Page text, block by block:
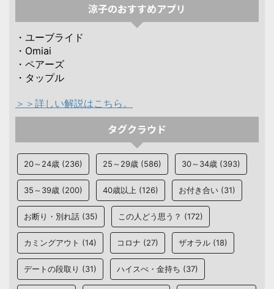
涼子のおすすめアプリ
・ユーブライド
・Omiai
・ペアーズ
・タップル
＞＞詳しい解説はこちら。
タグクラウド
20～24歳 (236) 25～29歳 (586) 30～34歳 (393)
35～39歳 (200) 40歳以上 (126) お付き合い (31)
お断り・別れ話 (35) この人どう思う？ (172)
カミングアウト (14) コロナ (27) ザオラル (18)
デートの段取り (31) ハイスぺ・金持ち (37)